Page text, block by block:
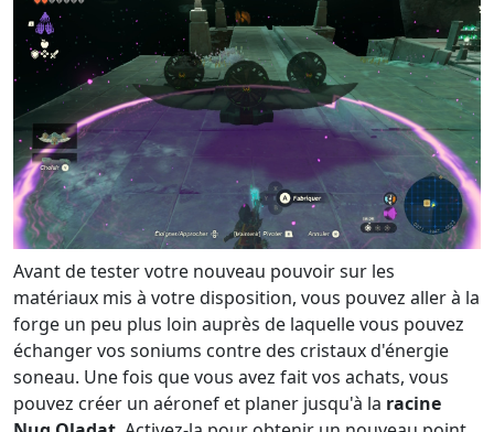
Avant de tester votre nouveau pouvoir sur les
matériaux mis à votre disposition, vous pouvez aller à la
forge un peu plus loin auprès de laquelle vous pouvez
échanger vos soniums contre des cristaux d'énergie
soneau. Une fois que vous avez fait vos achats, vous
pouvez créer un aéronef et planer jusqu'à la racine